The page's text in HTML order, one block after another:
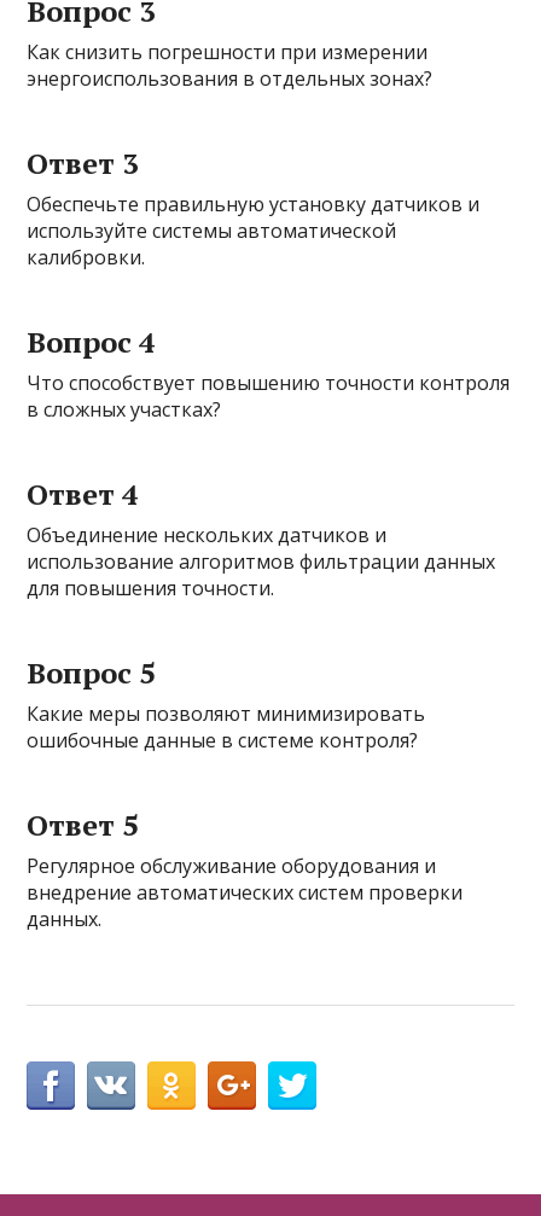
Вопрос 3
Как снизить погрешности при измерении
энергоиспользования в отдельных зонах?
Ответ 3
Обеспечьте правильную установку датчиков и
используйте системы автоматической
калибровки.
Вопрос 4
Что способствует повышению точности контроля
в сложных участках?
Ответ 4
Объединение нескольких датчиков и
использование алгоритмов фильтрации данных
для повышения точности.
Вопрос 5
Какие меры позволяют минимизировать
ошибочные данные в системе контроля?
Ответ 5
Регулярное обслуживание оборудования и
внедрение автоматических систем проверки
данных.